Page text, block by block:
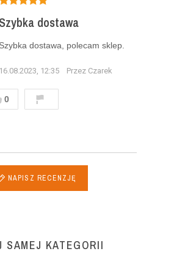
Szybka dostawa
Szybka dostawa, polecam sklep.
16.08.2023, 12:35 Przez Czarek
0
NAPISZ RECENZJĘ
SAMEJ KATEGORII